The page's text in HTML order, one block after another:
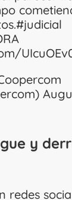
#judicial
y
redes